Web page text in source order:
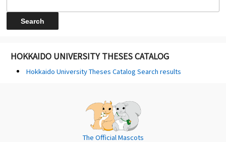
HOKKAIDO UNIVERSITY THESES CATALOG
Hokkaido University Theses Catalog Search results
The Official Mascots